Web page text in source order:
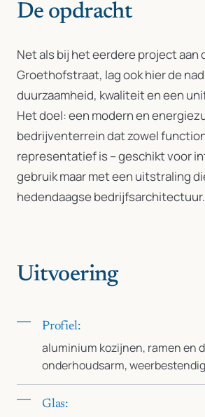
De opdracht
Net als bij het eerdere project aan
Groethofstraat, lag ook hier de
duurzaamheid, kwaliteit en een
Het doel: een modern en
bedrijventerrein dat zowel
representatief is – geschikt voor
gebruik maar met een uitstraling
hedendaagse bedrijfsarchitectuur.
Uitvoering
Profiel:
aluminium kozijnen, ramen en
onderhoudsarm, weerbestendig
Glas: